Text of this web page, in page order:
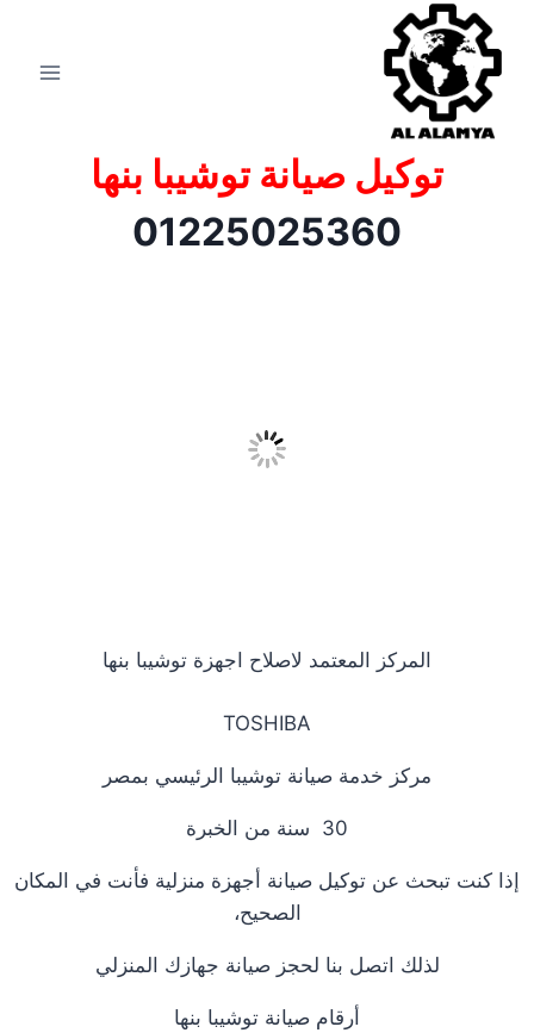
توكيل صيانة توشيبا بنها
01225025360
المركز المعتمد لاصلاح اجهزة توشيبا بنها
TOSHIBA
مركز خدمة صيانة توشيبا الرئيسي بمصر
30 سنة من الخبرة
إذا كنت تبحث عن توكيل صيانة أجهزة منزلية فأنت في المكان
الصحيح،
لذلك اتصل بنا لحجز صيانة جهازك المنزلي
أرقام صيانة توشيبا بنها